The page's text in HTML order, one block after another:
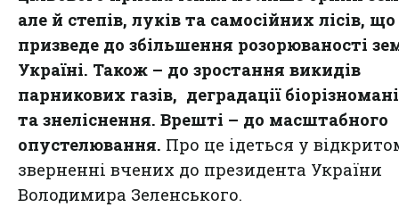
але й степів, луків та самосійних лісів, що
призведе до збільшення розорюваності
Україні. Також – до зростання викидів
парникових газів, деградації
та знеліснення. Врешті – до масштабного
опустелювання. Про це ідеться у
зверненні вчених до президента України
Володимира Зеленського.